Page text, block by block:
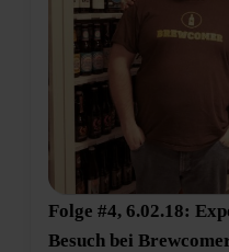
Folge #4, 6.02.18:
Besuch bei